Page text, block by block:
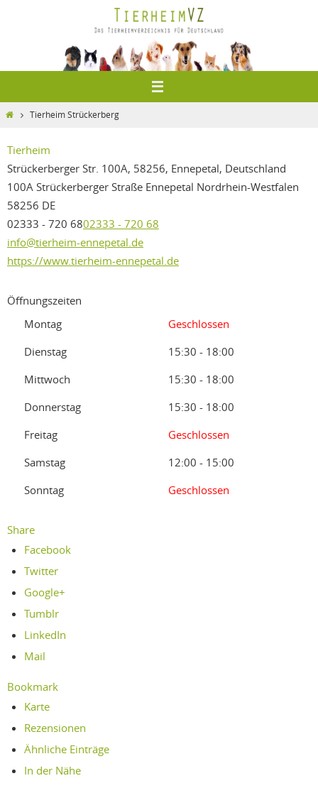
HomeTierheim Strückerberg
Tierheim
Strückerberger Str. 100A, 58256, Ennepetal, Deutschland
100A Strückerberger Straße Ennepetal Nordrhein-Westfalen
58256 DE
02333 - 720 6802333 - 720 68
info@tierheim-ennepetal.de
https://www.tierheim-ennepetal.de
Öffnungszeiten
Montag
Geschlossen
Dienstag
15:30 - 18:00
Mittwoch
15:30 - 18:00
Donnerstag
15:30 - 18:00
Freitag
Geschlossen
Samstag
12:00 - 15:00
Sonntag
Geschlossen
Share
Facebook
Twitter
Google+
Tumblr
LinkedIn
Mail
Bookmark
Karte
Rezensionen
Ähnliche Einträge
In der Nähe